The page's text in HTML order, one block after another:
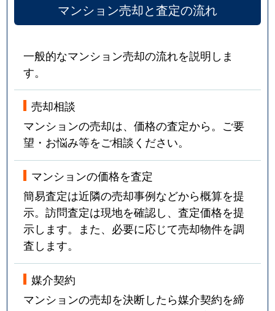
マンション売却と査定の流れ
一般的なマンション売却の流れを説明しま
す。
売却相談
マンションの売却は、価格の査定から。ご要
望・お悩み等をご相談ください。
マンションの価格を査定
簡易査定は近隣の売却事例などから概算を提
示。訪問査定は現地を確認し、査定価格を提
示します。また、必要に応じて売却物件を調
査します。
媒介契約
マンションの売却を決断したら媒介契約を締